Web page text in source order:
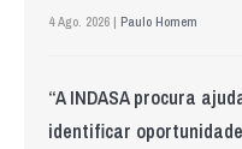
4 Ago. 2026 | Paulo Homem
“A INDASA procura
identificar